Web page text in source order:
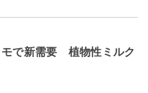
モで新需要 植物性ミルク